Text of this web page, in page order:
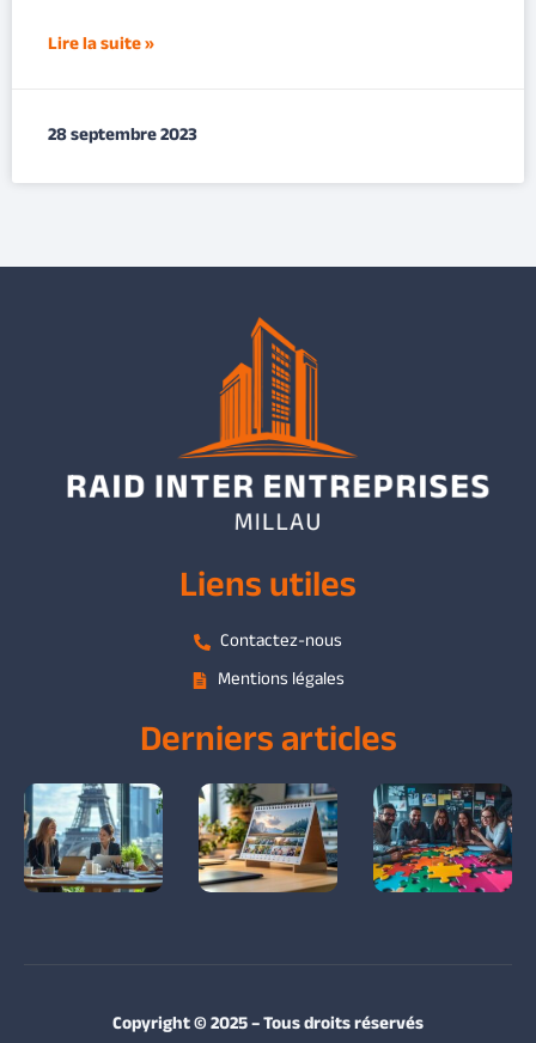
Lire la suite »
28 septembre 2023
Liens utiles
Contactez-nous
Mentions légales
Derniers articles
Copyright © 2025 – Tous droits réservés